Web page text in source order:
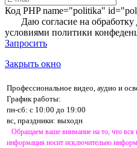
Код PHPname="politika"
Даю согласие на
условиями политики
Запросить
Закрыть окно
Профессиональное видео, аудио и
График работы:
пн-сб: с 10:00 до 19:00
вс, праздники: выходн
Обращаем ваше внимание на то, что вся
информация носит исключительно